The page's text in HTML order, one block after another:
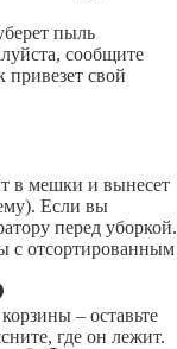
пыль
сообщите
свой
в мешки и вынесет
Если вы
перед уборкой.
с отсортированным
– оставьте
где он лежит.